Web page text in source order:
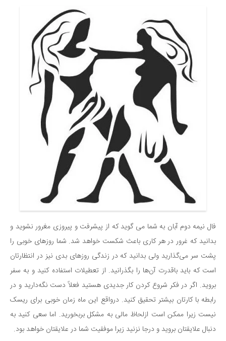
فال نیمه دوم آبان به شما می گوید که از پیشرفت و پیروزی مغرور نشوید و
بدانید که غرور در هر کاری باعث شکست خواهد شد. شما روزهای خوبی را
پشت سر می‌گذارید ولی بدانید که در زندگی روزهای بدی نیز در انتظارتان
است که باید باقدرت آن‌ها را بگذرانید. از تعطیلات استفاده کنید و به سفر
بروید. اگر در فکر شروع کردن کار جدیدی هستید فعلاً دست نگه‌دارید و در
رابطه با کارتان بیشتر تحقیق کنید. درواقع این ماه زمان خوبی برای ریسک
نیست زیرا ممکن است ازلحاظ مالی به مشکل بربخورید. اما سعی کنید به
دنبال علایقتان بروید و درجا نزنید زیرا موفقیت شما در علایقتان خواهد بود.